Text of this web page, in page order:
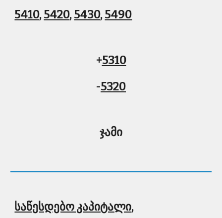
5410, 5420, 5430, 5490
+5310
-5320
ჯამი
საწესდებო კაპიტალი,